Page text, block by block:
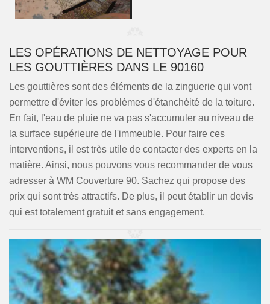
LES OPÉRATIONS DE NETTOYAGE POUR
LES GOUTTIÈRES DANS LE 90160
Les gouttières sont des éléments de la zinguerie qui vont
permettre d'éviter les problèmes d'étanchéité de la toiture.
En fait, l'eau de pluie ne va pas s'accumuler au niveau de
la surface supérieure de l'immeuble. Pour faire ces
interventions, il est très utile de contacter des experts en la
matière. Ainsi, nous pouvons vous recommander de vous
adresser à WM Couverture 90. Sachez qui propose des
prix qui sont très attractifs. De plus, il peut établir un devis
qui est totalement gratuit et sans engagement.